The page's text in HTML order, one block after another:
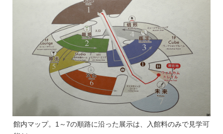
館内マップ。1～7の順路に沿った展示は、入館料のみで見学可